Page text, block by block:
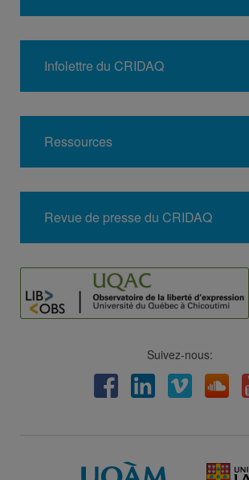
Infolettre du CRIDAQ
Ressources
Revue de presse du CRIDAQ
Suivez-nous:
FacebookLinkedInViméo